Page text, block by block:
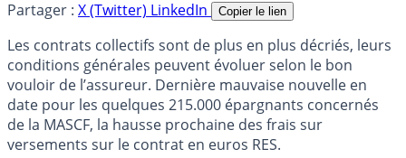
Partager : X (Twitter) LinkedIn Copier le lien
Les contrats collectifs sont de plus en plus décriés, leurs
conditions générales peuvent évoluer selon le bon
vouloir de l’assureur. Dernière mauvaise nouvelle en
date pour les quelques 215.000 épargnants concernés
de la MASCF, la hausse prochaine des frais sur
versements sur le contrat en euros RES.